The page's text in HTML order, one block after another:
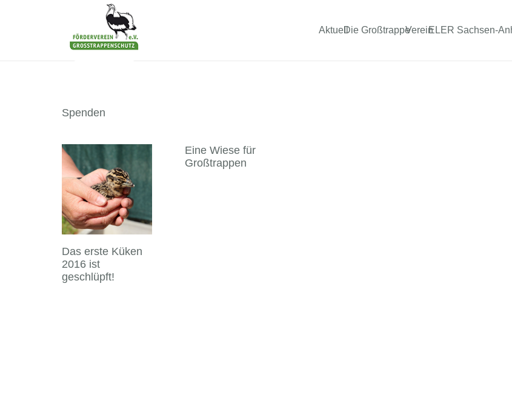
AktuellDie GroßtrappeVereinELER Sachsen-
Spenden
Das erste Küken
2016 ist
geschlüpft!
Eine Wiese für
Großtrappen